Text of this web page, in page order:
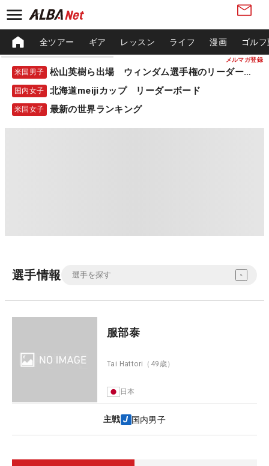
メルマガ登録
全ツアー ギア レッスン ライフ 漫画 ゴル
米国男子 松山英樹ら出場 ウィンダム選手権のリーダーボード
国内女子 北海道meijiカップ リーダーボード
米国女子 最新の世界ランキング
選手情報
服部泰
Tai Hattori （49歳）
日本
主戦 国内男子